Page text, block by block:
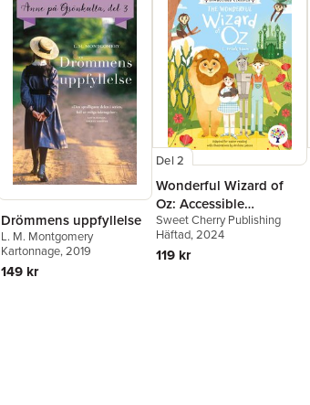
Drömmens uppfyllelse
L. M. Montgomery
Kartonnage, 2019
149 kr
Del 2
Wonderful Wizard of
Oz: Accessible
Symbolised Edition
Sweet Cherry Publishing
Häftad, 2024
119 kr